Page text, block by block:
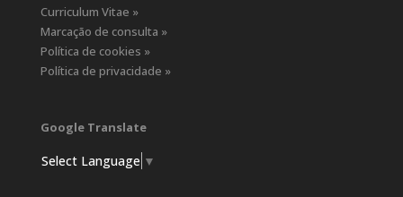
Curriculum Vitae »
Marcação de consulta »
Política de cookies »
Política de privacidade »
Google Translate
Select Language ▼